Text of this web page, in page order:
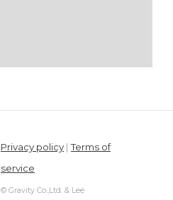
Privacy policy |Terms of
service
© Gravity Co.,Ltd. & Lee